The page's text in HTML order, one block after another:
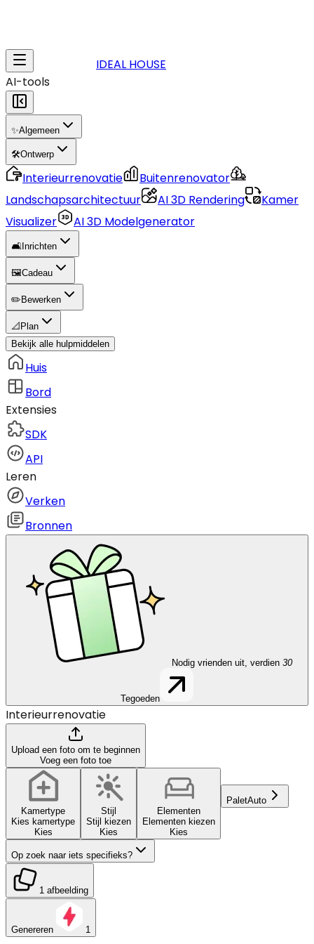
IDEAL HOUSE
AI-tools
✨Algemeen
🛠️Ontwerp
Interieurrenovatie
Buitenrenovator
Landschapsarchitectuur
AI 3D Rendering
Kamer
Visualizer
AI 3D Modelgenerator
🛋️ Inrichten
🖼️Cadeau
✏️ Bewerken
📐 Plan
Bekijk alle hulpmiddelen
Huis
Bord
Extensies
SDK
API
Leren
Verken
Bronnen
Nodig vrienden uit, verdien 30
Tegoeden
Interieurrenovatie
Upload een foto om te beginnen
Voeg een foto toe
Kamertype
Kies kamertype
Kies
Stijl
Stijl kiezen
Kies
Elementen
Elementen kiezen
Kies
PaletAuto
Op zoek naar iets specifieks?
1 afbeelding
Genereren 1